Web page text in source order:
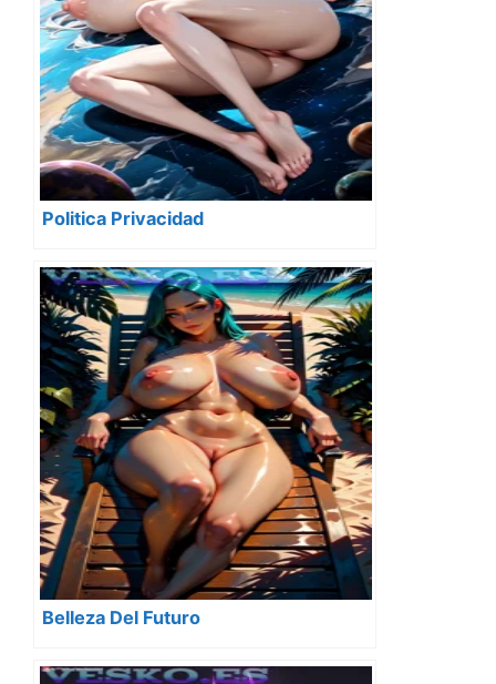
Politica Privacidad
Belleza Del Futuro